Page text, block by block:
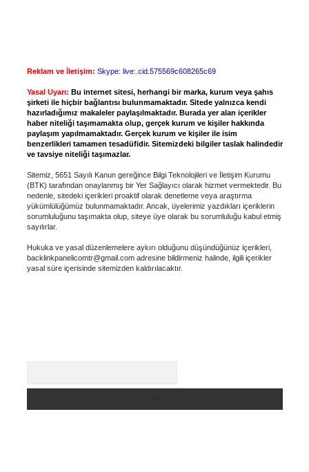
Reklam ve İletişim: Skype: live:.cid.575569c608265c69
Yasal Uyarı: Bu internet sitesi, herhangi bir marka, kurum veya şahıs
şirketi ile hiçbir bağlantısı bulunmamaktadır. Sitede yalnızca kendi
hazırladığımız makaleler paylaşılmaktadır. Burada yer alan içerikler
haber niteliği taşımamakta olup, gerçek kurum ve kişiler hakkında
paylaşım yapılmamaktadır. Gerçek kurum ve kişiler ile isim
benzerlikleri tamamen tesadüfidir. Sitemizdeki bilgiler taslak halindedir
ve tavsiye niteliği taşımazlar.
Sitemiz, 5651 Sayılı Kanun gereğince Bilgi Teknolojileri ve İletişim Kurumu
(BTK) tarafından onaylanmış bir Yer Sağlayıcı olarak hizmet vermektedir. Bu
nedenle, sitedeki içerikleri proaktif olarak denetleme veya araştırma
yükümlülüğümüz bulunmamaktadır. Ancak, üyelerimiz yazdıkları içeriklerin
sorumluluğunu taşımakta olup, siteye üye olarak bu sorumluluğu kabul etmiş
sayılırlar.
Hukuka ve yasal düzenlemelere aykırı olduğunu düşündüğünüz içerikleri,
backlinkpanelicomtr@gmail.comadresine bildirmeniz halinde, ilgili içerikler
yasal süre içerisinde sitemizden kaldırılacaktır.